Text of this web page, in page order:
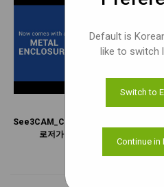
See3CAM_CU30에는 이제 금속 인클
로저가 함께 제공됩니다
더 많은
Default is
like to switch
Switch to
Continue in